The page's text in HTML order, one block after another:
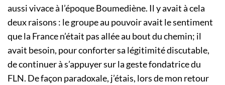
aussi vivace à l’époque Boumediène. Il y avait à cela
deux raisons : le groupe au pouvoir avait le sentiment
que la France n’était pas allée au bout du chemin; il
avait besoin, pour conforter sa légitimité discutable,
de continuer à s’appuyer sur la geste fondatrice du
FLN. De façon paradoxale, j’étais, lors de mon retour